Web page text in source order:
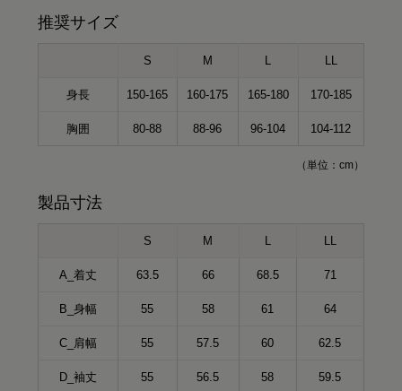
推奨サイズ
S M L LL
身長 150-165 160-175 165-180 170-185
胸囲 80-88 88-96 96-104 104-112
（単位：cm）
製品寸法
S M
A_着丈 63.5 66 68.5 71
B_身幅 55 58 61 64
C_肩幅 55 57.5 60 62.5
D_袖丈 55 56.5 58 59.5